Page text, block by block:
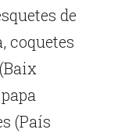
de
coquetes
(País